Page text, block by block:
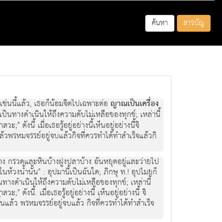
ค้นหา สารบัญ
นนี้แลว, เธอก็นอมจิตไปเฉพาะตอญาณเปนเครื่อง
นทางดําเนินใหถึงความดับไมเหลือของทุกข; เหลานี้
;" ดังนี้ เมื่อเธอรูอยูอยางนี้เห็นอยูอยางนี้จิ
หมจรรยอยูจบแลวกิจที่ควรทําไดทําสําเร็จแลวกิ
กรวดและหินบางฝูงปลาบาง อันหยุดอยูและวายไป
ในหวงน้ำนั้น" : อุปมานี้เปนฉันใด; ภิกษุ ท.! อุปไมยก็
งดําเนินใหถึงความดับไมเหลือของทุกข; เหลานี้
;" ดังนี้. เมื่อเธอรูอยูอยางนี้ เห็นอยูอยางนี้ จิ
ว พรหมจรรยอยูจบแลว กิจที่ควรทําไดทําสําเร็จ